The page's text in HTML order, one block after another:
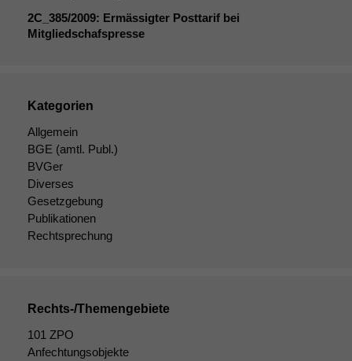
2C_385/2009: Ermässigter Posttarif bei
Mitgliedschafspresse
Kategorien
Allgemein
BGE (amtl. Publ.)
BVGer
Diverses
Gesetzgebung
Publikationen
Rechtsprechung
Rechts-/Themengebiete
101 ZPO
Anfechtungsobjekte
werden kann.